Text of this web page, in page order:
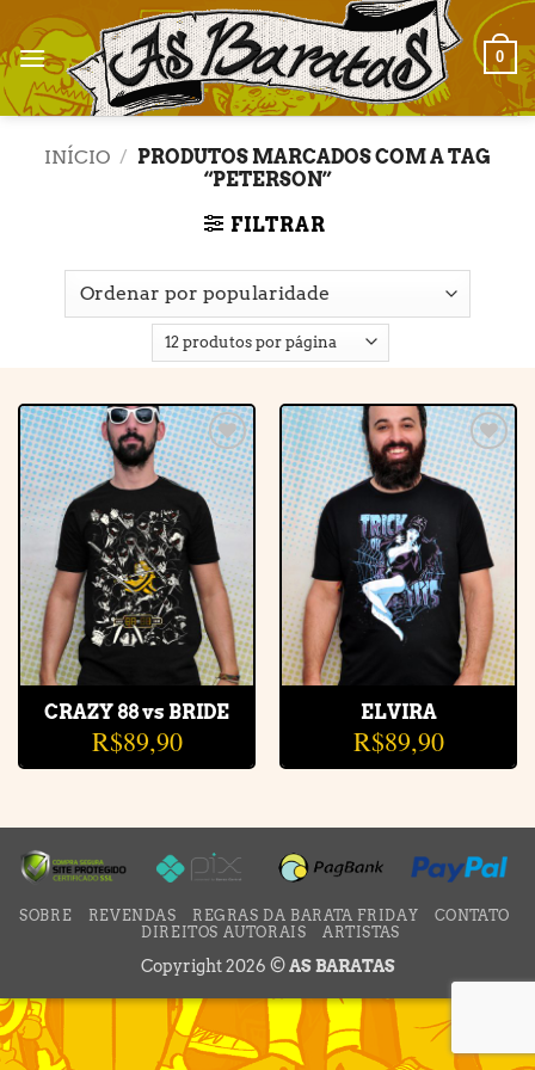
to
content
0
INÍCIO / PRODUTOS MARCADOS COM A TAG
“PETERSON”
FILTRAR
Adicionar
à lista de
desejos
CRAZY 88 vs BRIDE
R$89,90
Adicionar
à lista de
desejos
ELVIRA
R$89,90
SOBRE REVENDAS REGRAS DA BARATA FRIDAY
CONTATO
DIREITOS AUTORAIS
ARTISTAS
Copyright 2026 ©AS BARATAS